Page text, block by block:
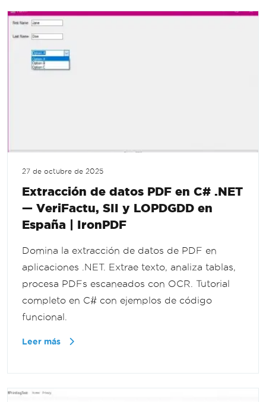
27 de octubre de 2025
Extracción de datos PDF en C# .NET
— VeriFactu, SII y LOPDGDD en
España | IronPDF
Domina la extracción de datos de PDF en
aplicaciones .NET. Extrae texto, analiza tablas,
procesa PDFs escaneados con OCR. Tutorial
completo en C# con ejemplos de código
funcional.
Leer más